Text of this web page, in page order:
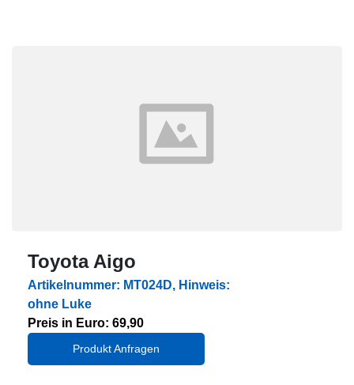
Toyota Aigo
Artikelnummer: MT024D, Hinweis:
ohne Luke
Preis in Euro: 69,90
Produkt Anfragen